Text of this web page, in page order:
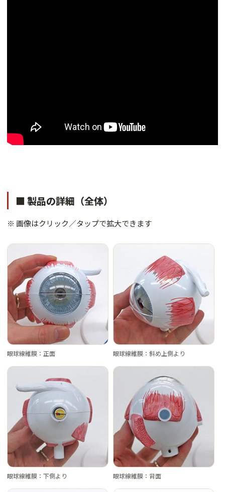
■ 製品の詳細（全体）
※ 画像はクリック／タップで拡大できます
眼球線維膜：正面 眼球線維膜：斜め上側より
眼球線維膜：下側より 眼球線維膜：背面